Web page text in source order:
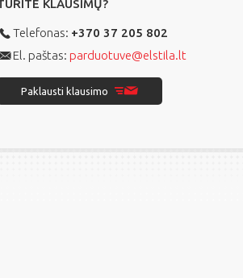
KLAUSIMŲ?
Telefonas: +370 37 205 802
El. paštas: parduotuve@elstila.lt
Paklausti klausimo